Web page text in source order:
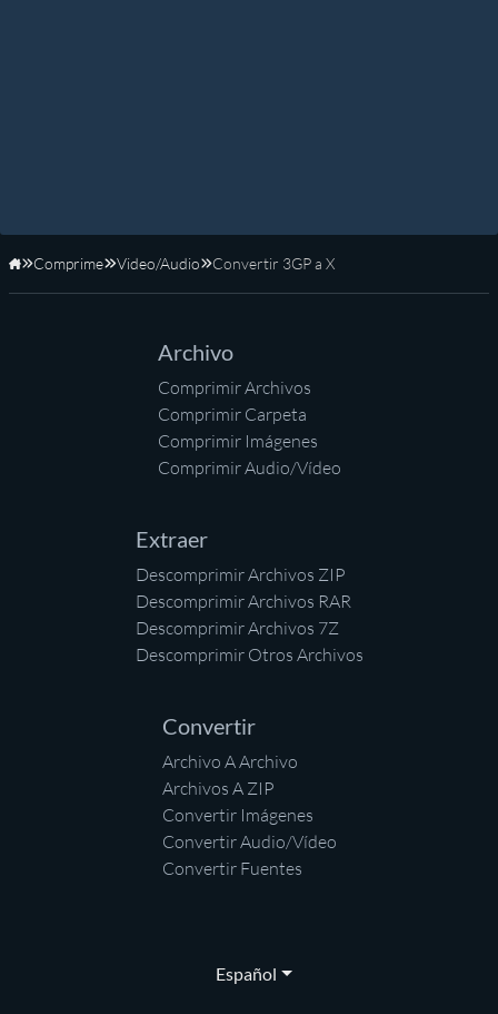
Inicio
Comprime Video/Audio Convertir 3GP a X
Archivo
Comprimir Archivos
Comprimir Carpeta
Comprimir Imágenes
Comprimir Audio/Vídeo
Extraer
Descomprimir Archivos ZIP
Descomprimir Archivos RAR
Descomprimir Archivos 7Z
Descomprimir Otros Archivos
Convertir
Archivo A Archivo
Archivos A ZIP
Convertir Imágenes
Convertir Audio/Vídeo
Convertir Fuentes
Español